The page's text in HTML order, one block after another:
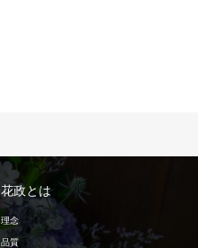
花政とは
理念
品質